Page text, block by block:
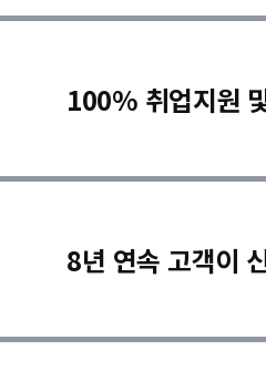
100% 취업지원
8년 연속 고객이